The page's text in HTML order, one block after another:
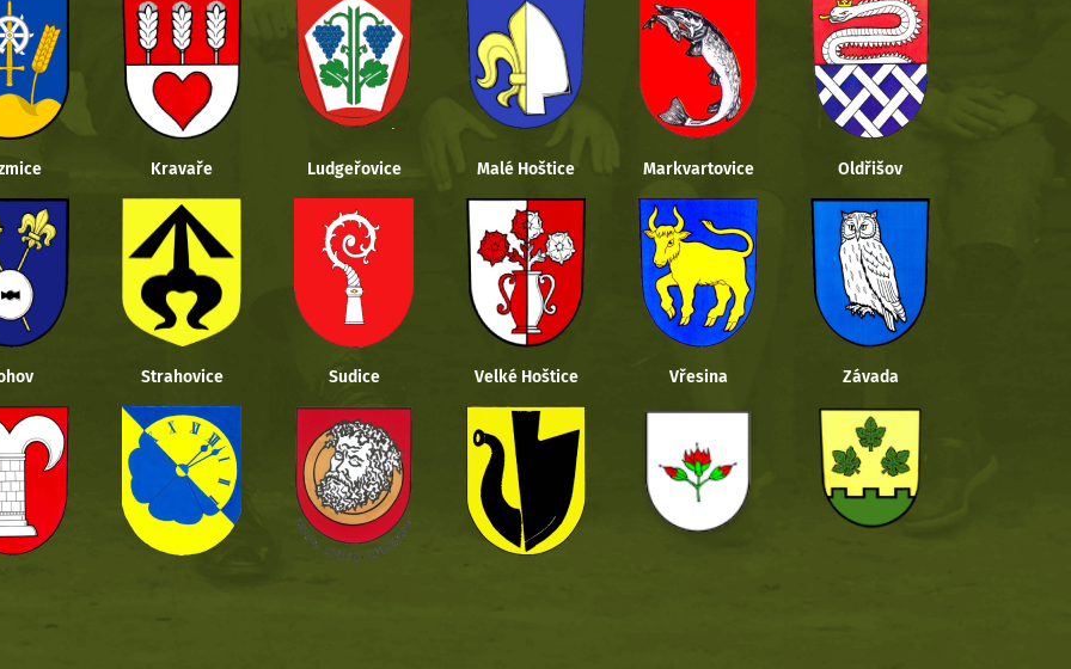
Kravaře Ludgeřovice Malé Hoštice Markvartovice Oldřišov
Strahovice Sudice Velké Hoštice Vřesina Závada